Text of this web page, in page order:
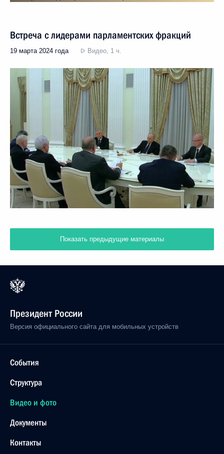
Встреча с лидерами парламентских фракций
19 марта 2024 года Видео, 1 ч.
Показать предыдущие материалы
Президент России
Версия официального сайта для мобильных устройств
События
Структура
Видео и фото
Документы
Контакты